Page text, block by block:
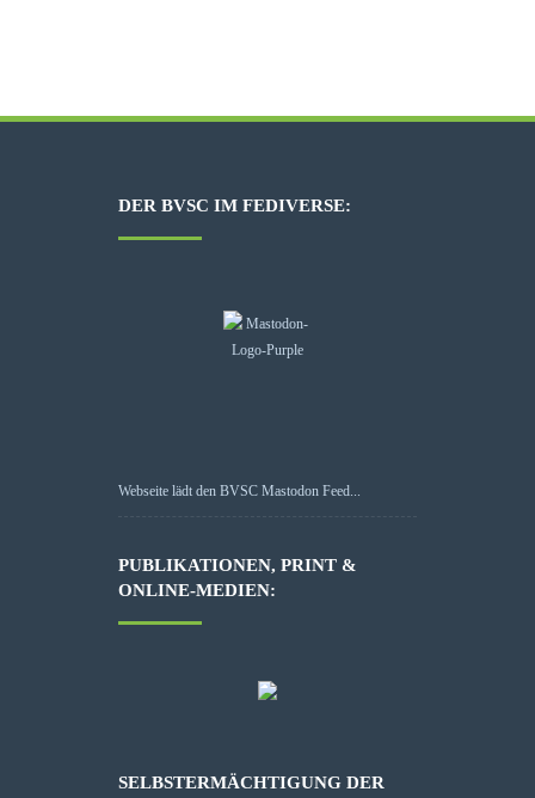
DER BVSC IM FEDIVERSE:
Webseite lädt den BVSC Mastodon Feed...
PUBLIKATIONEN, PRINT &
ONLINE-MEDIEN:
SELBSTERMÄCHTIGUNG DER